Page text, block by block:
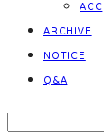
ACC
ARCHIVE
NOTICE
Q&A